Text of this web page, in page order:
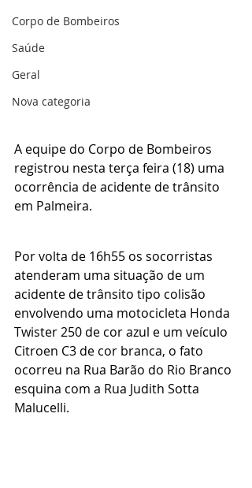
Corpo de Bombeiros
Saúde
Geral
Nova categoria
A equipe do Corpo de Bombeiros
registrou nesta terça feira (18) uma
ocorrência de acidente de trânsito
em Palmeira.
Por volta de 16h55 os socorristas
atenderam uma situação de um
acidente de trânsito tipo colisão
envolvendo uma motocicleta Honda
Twister 250 de cor azul e um veículo
Citroen C3 de cor branca, o fato
ocorreu na Rua Barão do Rio Branco
esquina com a Rua Judith Sotta
Malucelli.